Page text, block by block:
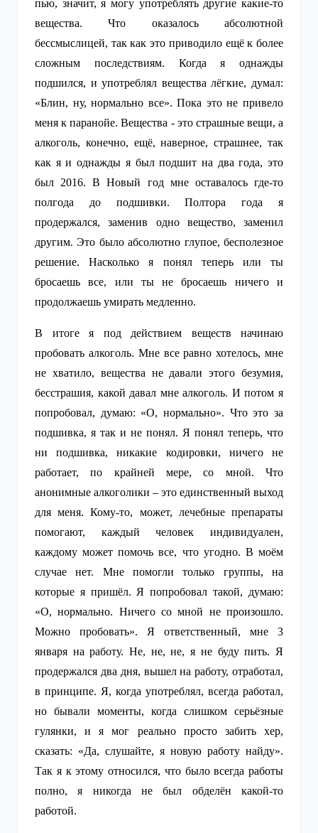
пью, значит, я могу употреблять другие какие-то
вещества. Что оказалось абсолютной
бессмыслицей, так как это приводило ещё к более
сложным последствиям. Когда я однажды
подшился, и употреблял вещества лёгкие, думал:
«Блин, ну, нормально все». Пока это не привело
меня к паранойе. Вещества - это страшные вещи, а
алкоголь, конечно, ещё, наверное, страшнее, так
как я и однажды я был подшит на два года, это
был 2016. В Новый год мне оставалось где-то
полгода до подшивки. Полтора года я
продержался, заменив одно вещество, заменил
другим. Это было абсолютно глупое, бесполезное
решение. Насколько я понял теперь или ты
бросаешь все, или ты не бросаешь ничего и
продолжаешь умирать медленно.
В итоге я под действием веществ начинаю
пробовать алкоголь. Мне все равно хотелось, мне
не хватило, вещества не давали этого безумия,
бесстрашия, какой давал мне алкоголь. И потом я
попробовал, думаю: «О, нормально». Что это за
подшивка, я так и не понял. Я понял теперь, что
ни подшивка, никакие кодировки, ничего не
работает, по крайней мере, со мной. Что
анонимные алкоголики – это единственный выход
для меня. Кому-то, может, лечебные препараты
помогают, каждый человек индивидуален,
каждому может помочь все, что угодно. В моём
случае нет. Мне помогли только группы, на
которые я пришёл. Я попробовал такой, думаю:
«О, нормально. Ничего со мной не произошло.
Можно пробовать». Я ответственный, мне 3
января на работу. Не, не, не, я не буду пить. Я
продержался два дня, вышел на работу, отработал,
в принципе. Я, когда употреблял, всегда работал,
но бывали моменты, когда слишком серьёзные
гулянки, и я мог реально просто забить хер,
сказать: «Да, слушайте, я новую работу найду».
Так я к этому относился, что было всегда работы
полно, я никогда не был обделён какой-то
работой.